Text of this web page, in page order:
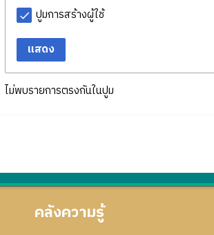
ปูมการสร้างผู้ใช้
แสดง
ไม่พบรายการตรงกันในปูม
คลังความรู้